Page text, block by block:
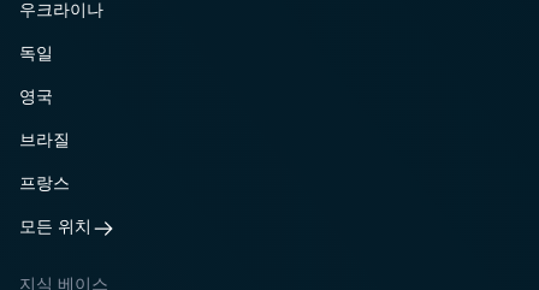
우크라이나
독일
영국
브라질
프랑스
모든 위치
지식 베이스